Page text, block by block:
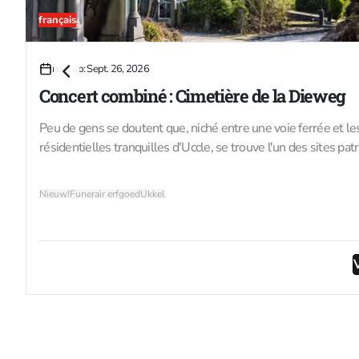
SEPT.
français
next up: Sept. 26, 2026
Concert combiné : Cimetière de la Dieweg
Peu de gens se doutent que, niché entre une voie ferrée et
résidentielles tranquilles d'Uccle, se trouve l'un des sites
XIXe siècle, le cimetière de Dieweg reflète la manière dont la
bourgeoisie de l’époque abordait la mort, la mémoire et le
par la nature, ce qui lui confère une atmosphère presque
mélancolique. Le cimetière est ainsi à la fois un site
pair.Le cimetière des généraux et des artistesLa Dieweg est
Nieuw!Funerair erfgoedUkkel